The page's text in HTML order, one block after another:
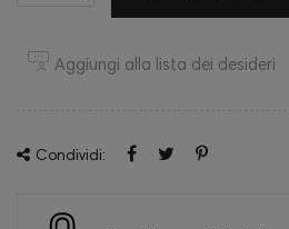
Aggiungi alla lista dei desideri
Condividi: